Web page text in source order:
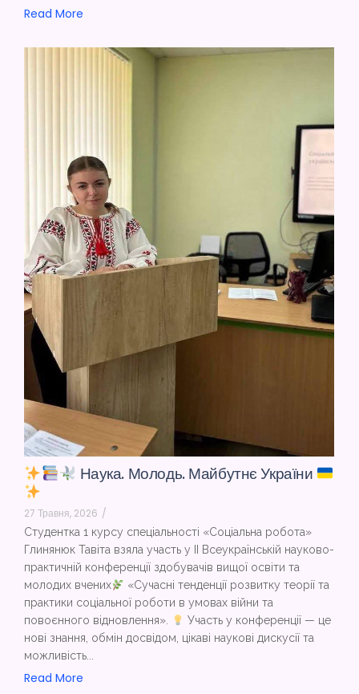
Read More
Наука. Молодь. Майбутнє України
27 Травня, 2026 /
Студентка 1 курсу спеціальності «Соціальна робота»
Глинянюк Тавіта взяла участь у ІІ Всеукраїнській науково-
практичній конференції здобувачів вищої освіти та
молодих вчених
«Сучасні тенденції розвитку теорії та
практики соціальної роботи в умовах війни та
повоєнного відновлення».
Участь у конференції — це
нові знання, обмін досвідом, цікаві наукові дискусії та
можливість...
Read More